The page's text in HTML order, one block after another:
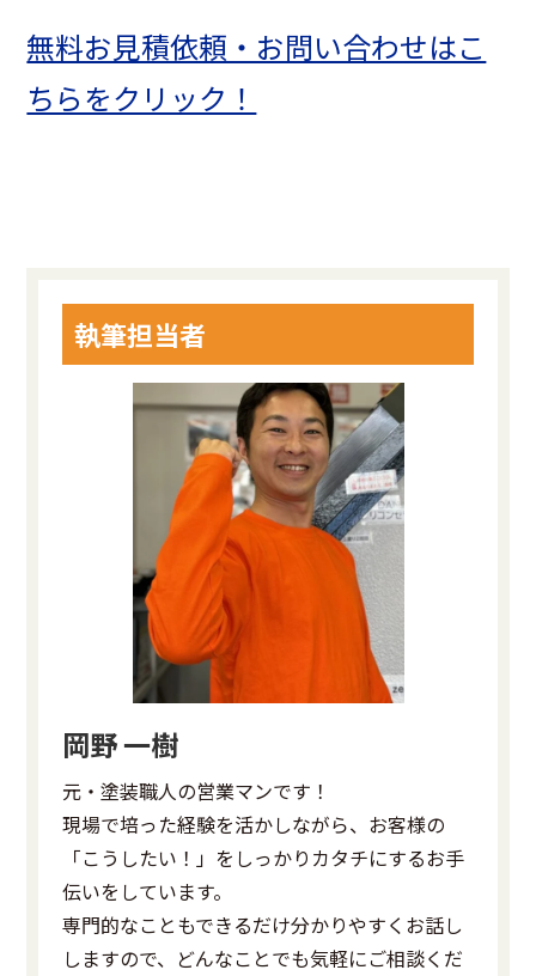
無料お見積依頼・お問い合わせはこ
ちらをクリック！
執筆担当者
岡野 一樹
元・塗装職人の営業マンです！
現場で培った経験を活かしながら、お客様の
「こうしたい！」をしっかりカタチにするお手
伝いをしています。
専門的なこともできるだけ分かりやすくお話し
しますので、どんなことでも気軽にご相談くだ